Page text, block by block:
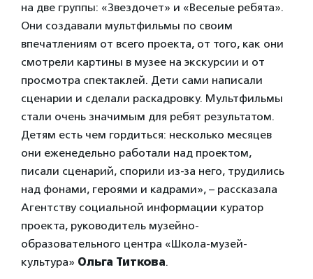
на две группы: «Звездочет» и «Веселые ребята».
Они создавали мультфильмы по своим
впечатлениям от всего проекта, от того, как они
смотрели картины в музее на экскурсии и от
просмотра спектаклей. Дети сами написали
сценарии и сделали раскадровку. Мультфильмы
стали очень значимым для ребят результатом.
Детям есть чем гордиться: несколько месяцев
они еженедельно работали над проектом,
писали сценарий, спорили из-за него, трудились
над фонами, героями и кадрами», – рассказала
Агентству социальной информации куратор
проекта, руководитель музейно-
образовательного центра «Школа-музей-
культура» Ольга Титкова.